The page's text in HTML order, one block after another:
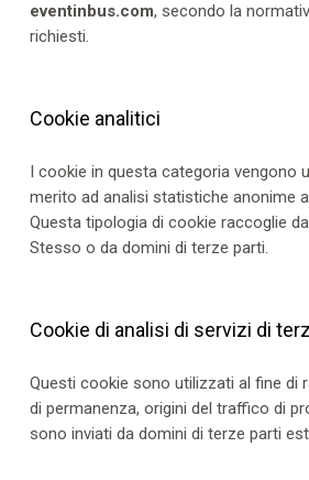
eventinbus.com, secondo la
richiesti.
Cookie analitici
I cookie in questa categoria
merito ad analisi statistiche anonime
Questa tipologia di cookie raccoglie
Stesso o da domini di terze parti.
Cookie di analisi di servizi di
Questi cookie sono utilizzati al fine di
di permanenza, origini del traffico di
sono inviati da domini di terze parti